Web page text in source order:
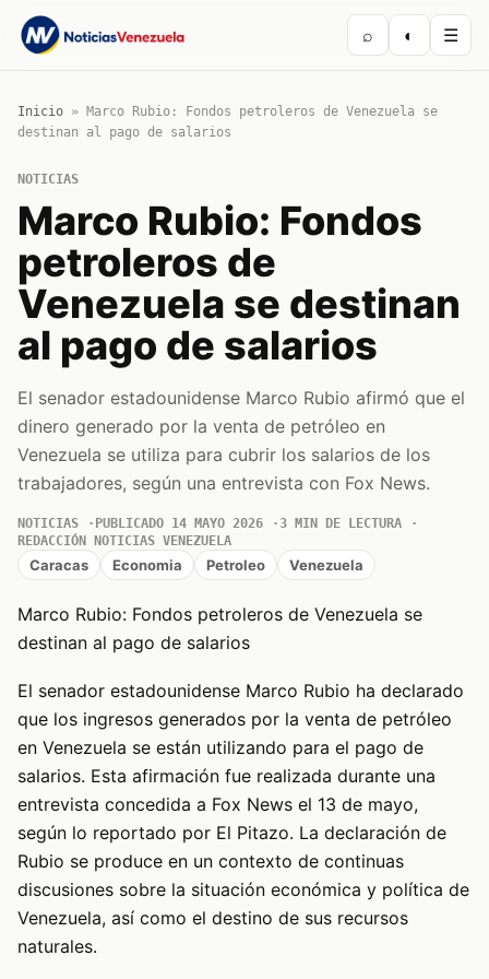
⌕ ◐ ☰
Inicio » Marco Rubio: Fondos petroleros de Venezuela se
destinan al pago de salarios
NOTICIAS
Marco Rubio: Fondos
petroleros de
Venezuela se destinan
al pago de salarios
El senador estadounidense Marco Rubio afirmó que el
dinero generado por la venta de petróleo en
Venezuela se utiliza para cubrir los salarios de los
trabajadores, según una entrevista con Fox News.
NOTICIAS PUBLICADO 14 MAYO 2026
3 MIN DE LECTURA
REDACCIÓN NOTICIAS VENEZUELA
Caracas Economia Petroleo Venezuela
Marco Rubio: Fondos petroleros de Venezuela se
destinan al pago de salarios
El senador estadounidense Marco Rubio ha declarado
que los ingresos generados por la venta de petróleo
en Venezuela se están utilizando para el pago de
salarios. Esta afirmación fue realizada durante una
entrevista concedida a Fox News el 13 de mayo,
según lo reportado por El Pitazo. La declaración de
Rubio se produce en un contexto de continuas
discusiones sobre la situación económica y política de
Venezuela, así como el destino de sus recursos
naturales.